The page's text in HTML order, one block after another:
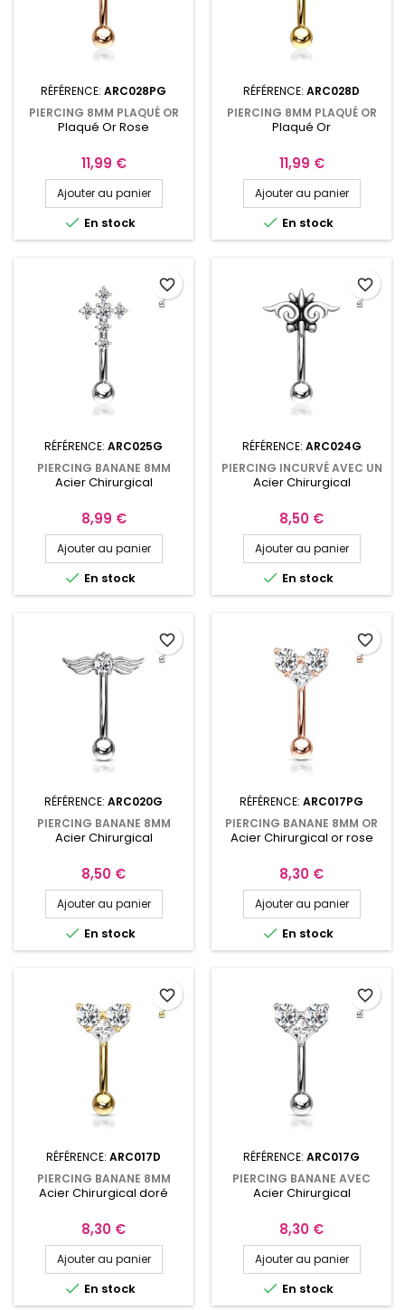
RÉFÉRENCE: ARC028PG
PIERCING 8MM PLAQUÉ OR
ROSE BANANE ARCADE OU
CRISTAL TURQUOISE
ARC028PG
Plaqué Or Rose
Prix
11,99 €
Ajouter au panier
 En stock
RÉFÉRENCE: ARC028D
PIERCING 8MM PLAQUÉ OR
BANANE ARCADE OU ROOK
CRISTAL TURQUOISE
ARC028D
Plaqué Or
Prix
11,99 €
Ajouter au panier
 En stock
RÉFÉRENCE: ARC025G
PIERCING BANANE 8MM
OREILLE OU ARCADE CROIX
Acier Chirurgical
Prix
8,99 €
Ajouter au panier
 En stock
favorite_border
RÉFÉRENCE: ARC024G
PIERCING INCURVÉ AVEC UN
SYMBOLE TRIBAL OREILLE OU
Acier Chirurgical
Prix
8,50 €
Ajouter au panier
 En stock
favorite_border
RÉFÉRENCE: ARC020G
PIERCING BANANE 8MM
ARCADE OU ROOK AILES
ARC020G
Acier Chirurgical
Prix
8,50 €
Ajouter au panier
 En stock
favorite_border
RÉFÉRENCE: ARC017PG
PIERCING BANANE 8MM OR
ROSE AVEC CŒUR
CARRÉ ARC017PG
Acier Chirurgical or rose
Prix
8,30 €
Ajouter au panier
 En stock
favorite_border
RÉFÉRENCE: ARC017D
PIERCING BANANE 8MM
AVEC CŒUR ZIRCONIUMS
Acier Chirurgical doré
Prix
8,30 €
Ajouter au panier
 En stock
favorite_border
RÉFÉRENCE: ARC017G
PIERCING BANANE AVEC
CŒUR ZIRCONIUMS RONDS
Acier Chirurgical
Prix
8,30 €
Ajouter au panier
 En stock
favorite_border